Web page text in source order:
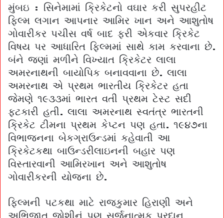
મુંબઇ : સિનેમામાં ક્રિકેટનો વઘાર કરી સુપરહીટ
ફિલ્મ લગાન આપનાર આમિર ખાન અને આશુતોષ
ગોવારીકર પચીસ વર્ષ બાદ ફરી એકવાર ક્રિકેટ
વિષય પર આધારિત ફિલ્મમાં સાથે કામ કરવાના છે.
બંને જણાં મળીને વિખ્યાત ક્રિકેટર લાલા
અમરનાથની બાયોપિક બનાવવાના છે. લાલા
અમરનાથ એ પ્રથમ ભારતીય ક્રિકેટર હતા
જેમણે ૧૯૩૩માં ભારત વતી પ્રથમ ટેસ્ટ સદી
ફટકારી હતી. લાલા અમરનાથ સ્વતંત્ર ભારતની
ક્રિકેટ ટીમના પ્રથમ કેપ્ટન પણ હતા. ૧૯૪૭ના
વિભાજનના બેકગ્રાઉન્ડમાં કહેવાતી આ
ક્રિકેટકથા બાઉન્ડરીલાઇનની બહાર પણ
વિસ્તારવાની આમિરખાન અને આશુતોષ
ગોવારીકરની યોજના છે.
ફિલ્મની પટકથા માટે રાજકુમાર હિરાણી અને
અભિજાત જોશીનું પણ સર્જનાત્મક પ્રદાન